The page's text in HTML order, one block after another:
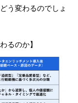
う変わるのでしょ
るのか】